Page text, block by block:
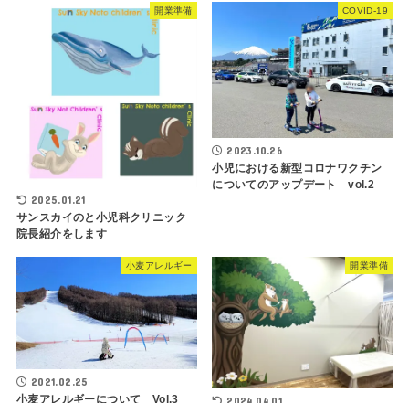
開業準備
2025.01.21
サンスカイのと小児科クリニック
院長紹介をします
COVID-19
2023.10.26
小児における新型コロナワクチン
についてのアップデート vol.2
小麦アレルギー
2021.02.25
小麦アレルギーについて Vol.3
開業準備
2024.04.01